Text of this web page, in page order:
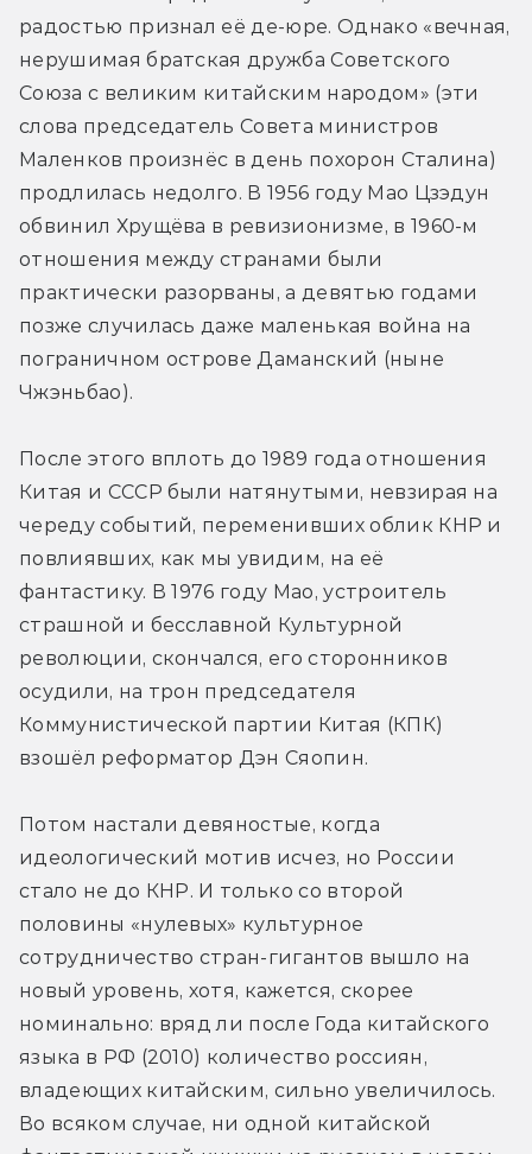
радостью признал её де-юре. Однако «вечная,
нерушимая братская дружба Советского
Союза с великим китайским народом» (эти
слова председатель Совета министров
Маленков произнёс в день похорон Сталина)
продлилась недолго. В 1956 году Мао Цзэдун
обвинил Хрущёва в ревизионизме, в 1960-м
отношения между странами были
практически разорваны, а девятью годами
позже случилась даже маленькая война на
пограничном острове Даманский (ныне
Чжэньбао).
После этого вплоть до 1989 года отношения
Китая и СССР были натянутыми, невзирая на
череду событий, переменивших облик КНР и
повлиявших, как мы увидим, на её
фантастику. В 1976 году Мао, устроитель
страшной и бесславной Культурной
революции, скончался, его сторонников
осудили, на трон председателя
Коммунистической партии Китая (КПК)
взошёл реформатор Дэн Сяопин.
Потом настали девяностые, когда
идеологический мотив исчез, но России
стало не до КНР. И только со второй
половины «нулевых» культурное
сотрудничество стран-гигантов вышло на
новый уровень, хотя, кажется, скорее
номинально: вряд ли после Года китайского
языка в РФ (2010) количество россиян,
владеющих китайским, сильно увеличилось.
Во всяком случае, ни одной китайской